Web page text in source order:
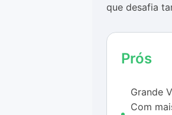
que desafia
evitando lags
competir
que dê uma
Prós
Grande
Com